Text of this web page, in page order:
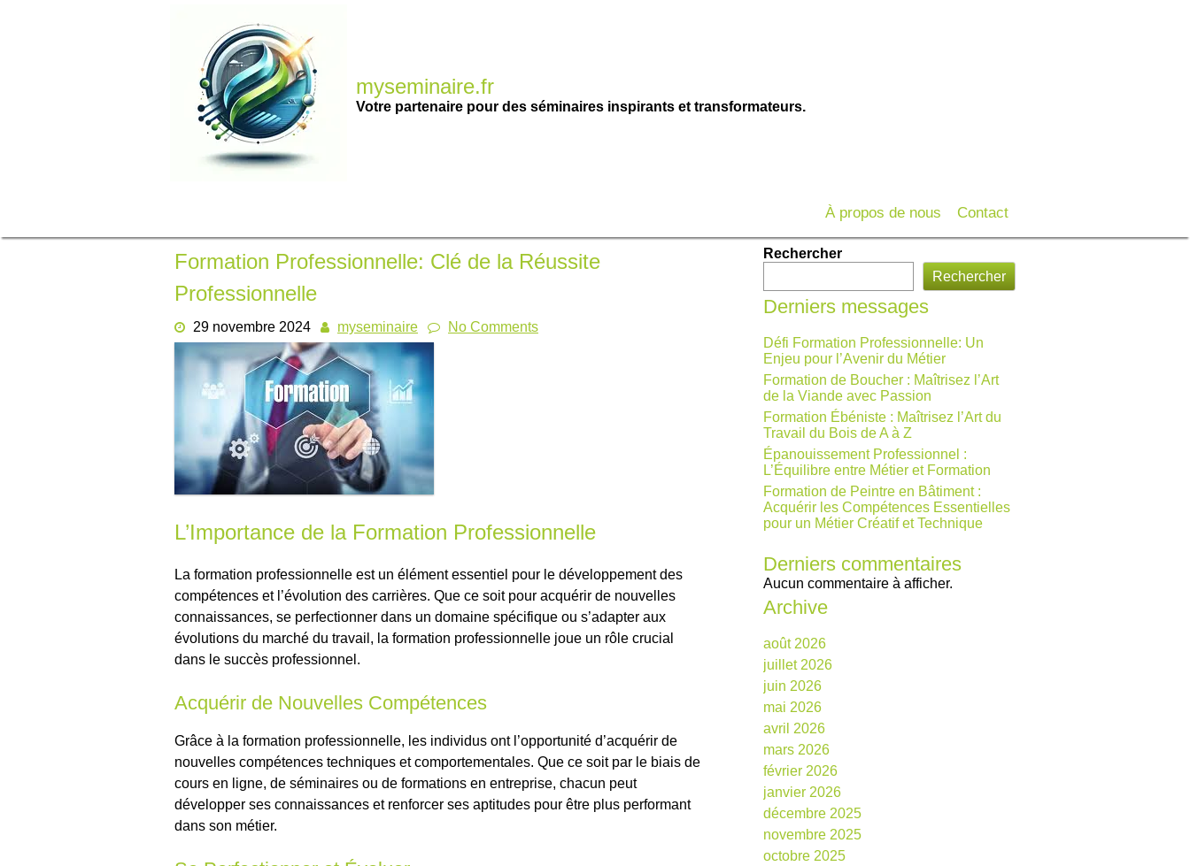
myseminaire.fr
Votre partenaire pour des séminaires inspirants et transformateurs.
À propos de nous Contact
Formation Professionnelle: Clé de la Réussite
Professionnelle
29 novembre 2024 myseminaire No Comments
L’Importance de la Formation Professionnelle
La formation professionnelle est un élément essentiel pour le développement des
compétences et l’évolution des carrières. Que ce soit pour acquérir de nouvelles
connaissances, se perfectionner dans un domaine spécifique ou s’adapter aux
évolutions du marché du travail, la formation professionnelle joue un rôle crucial
dans le succès professionnel.
Acquérir de Nouvelles Compétences
Grâce à la formation professionnelle, les individus ont l’opportunité d’acquérir de
nouvelles compétences techniques et comportementales. Que ce soit par le biais de
cours en ligne, de séminaires ou de formations en entreprise, chacun peut
développer ses connaissances et renforcer ses aptitudes pour être plus performant
dans son métier.
Rechercher
Rechercher
Derniers messages
Défi Formation Professionnelle: Un
Enjeu pour l’Avenir du Métier
Formation de Boucher : Maîtrisez l’Art
de la Viande avec Passion
Formation Ébéniste : Maîtrisez l’Art du
Travail du Bois de A à Z
Épanouissement Professionnel :
L’Équilibre entre Métier et Formation
Formation de Peintre en Bâtiment :
Acquérir les Compétences Essentielles
pour un Métier Créatif et Technique
Derniers commentaires
Aucun commentaire à afficher.
Archive
août 2026
juillet 2026
juin 2026
mai 2026
avril 2026
mars 2026
février 2026
janvier 2026
décembre 2025
novembre 2025
octobre 2025